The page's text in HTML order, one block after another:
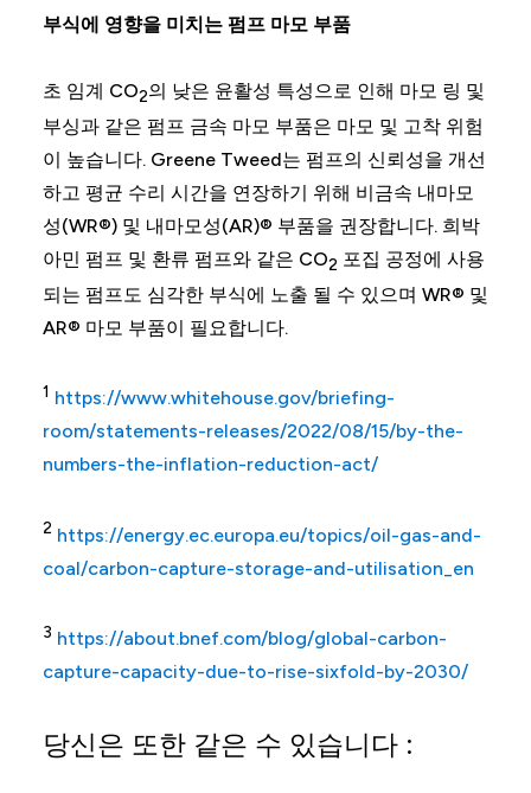
부식에 영향을 미치는 펌프 마모 부품
초 임계 CO2의 낮은 윤활성 특성으로 인해 마모 링 및
부싱과 같은 펌프 금속 마모 부품은 마모 및 고착 위험
이 높습니다. Greene Tweed는 펌프의 신뢰성을 개선
하고 평균 수리 시간을 연장하기 위해 비금속 내마모
성(WR®) 및 내마모성(AR)® 부품을 권장합니다. 희박
아민 펌프 및 환류 펌프와 같은 CO2 포집 공정에 사용
되는 펌프도 심각한 부식에 노출 될 수 있으며 WR® 및
AR® 마모 부품이 필요합니다.
1 https://www.whitehouse.gov/briefing-
room/statements-releases/2022/08/15/by-the-
numbers-the-inflation-reduction-act/
2 https://energy.ec.europa.eu/topics/oil-gas-and-
coal/carbon-capture-storage-and-utilisation_en
3 https://about.bnef.com/blog/global-carbon-
capture-capacity-due-to-rise-sixfold-by-2030/
당신은 또한 같은 수 있습니다 :